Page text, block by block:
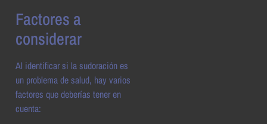
Factores a
considerar
Al identificar si la sudoración es
un problema de salud, hay varios
factores que deberías tener en
cuenta: